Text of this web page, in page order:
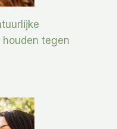
tegen